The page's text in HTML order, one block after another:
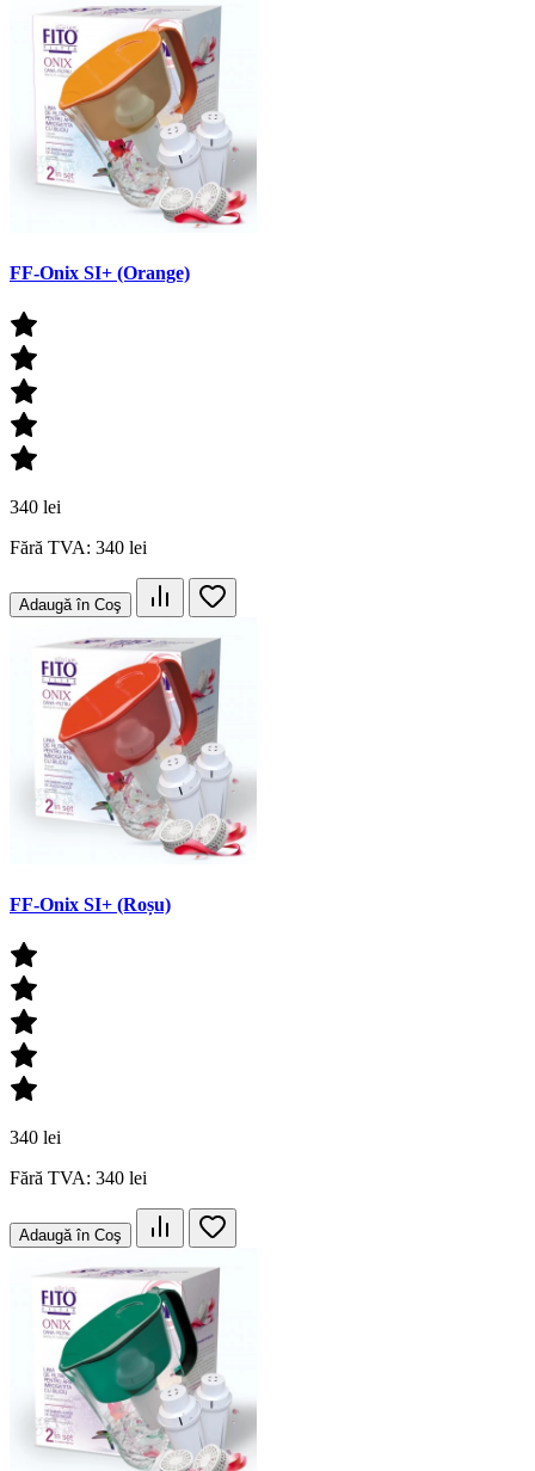
FF-Onix SI+ (Orange)
340 lei
Fără TVA: 340 lei
Adaugă în Coş
FF-Onix SI+ (Roșu)
340 lei
Fără TVA: 340 lei
Adaugă în Coş